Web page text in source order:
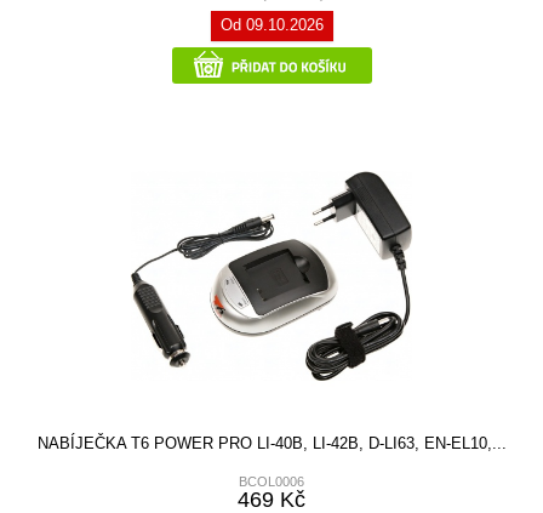
Od 09.10.2026
NABÍJEČKA T6 POWER PRO LI-40B, LI-42B, D-LI63, EN-EL10,...
BCOL0006
469 Kč